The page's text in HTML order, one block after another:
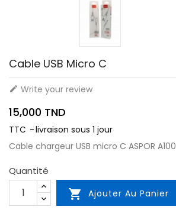
Cable USB Micro C
 Write your review
15,000 TND
TTC
livraison sous 1 jour
Cable chargeur USB micro C ASPOR A100
Quantité
 Ajouter Au Panier